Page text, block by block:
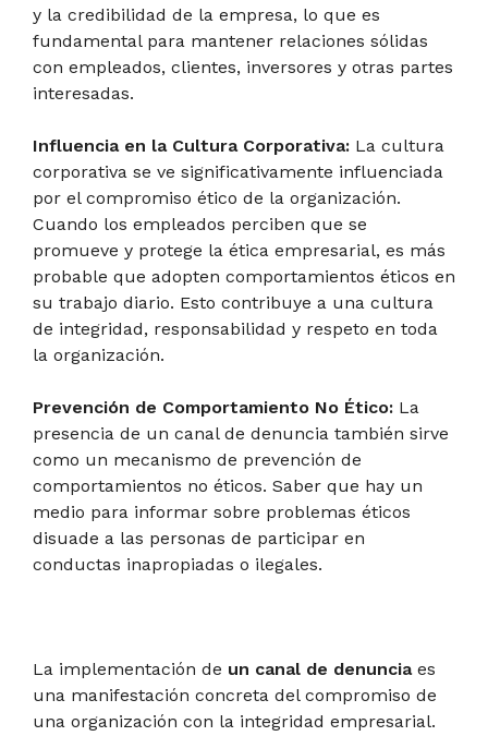
y la credibilidad de la empresa, lo que es
fundamental para mantener relaciones sólidas
con empleados, clientes, inversores y otras partes
interesadas.
Influencia en la Cultura Corporativa: La cultura
corporativa se ve significativamente influenciada
por el compromiso ético de la organización.
Cuando los empleados perciben que se
promueve y protege la ética empresarial, es más
probable que adopten comportamientos éticos en
su trabajo diario. Esto contribuye a una cultura
de integridad, responsabilidad y respeto en toda
la organización.
Prevención de Comportamiento No Ético: La
presencia de un canal de denuncia también sirve
como un mecanismo de prevención de
comportamientos no éticos. Saber que hay un
medio para informar sobre problemas éticos
disuade a las personas de participar en
conductas inapropiadas o ilegales.
La implementación de un canal de denunciaes
una manifestación concreta del compromiso de
una organización con la integridad empresarial.